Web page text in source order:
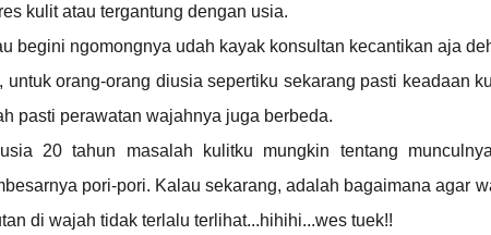
kulit atau tergantung dengan usia.
begini ngomongnya udah kayak konsultan kecantikan aja
untuk orang-orang diusia sepertiku sekarang pasti keadaan
pasti perawatan wajahnya juga berbeda.
20 tahun masalah kulitku mungkin tentang
pori-pori. Kalau sekarang, adalah bagaimana agar
di wajah tidak terlalu terlihat...hihihi...wes tuek!!